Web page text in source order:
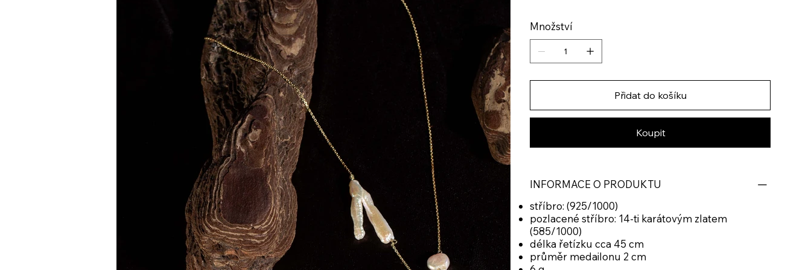
Množství
Přidat do košíku
Koupit
INFORMACE O PRODUKTU
stříbro: (925/1000)
pozlacené stříbro: 14-ti karátovým zlatem
(585/1000)
délka řetízku cca 45 cm
průměr medailonu 2 cm